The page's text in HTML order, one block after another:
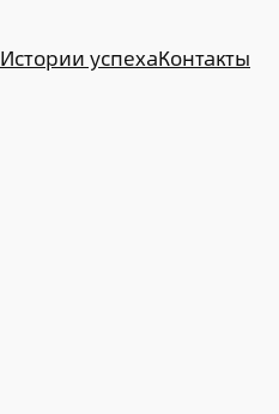
Истории успехаКонтакты